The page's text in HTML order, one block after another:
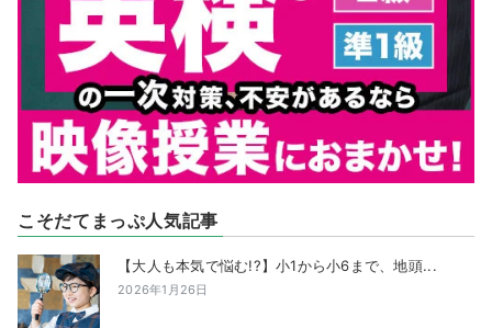
こそだてまっぷ人気記事
【大人も本気で悩む!?】小1から小6まで、地頭...
2026年1月26日